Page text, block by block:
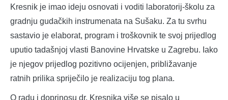
Kresnik je imao ideju osnovati i voditi laboratorij-školu za
gradnju gudačkih instrumenata na Sušaku. Za tu svrhu
sastavio je elaborat, program i troškovnik te svoj prijedlog
uputio tadašnjoj vlasti Banovine Hrvatske u Zagrebu. Iako
je njegov prijedlog pozitivno ocijenjen, približavanje
ratnih prilika spriječilo je realizaciju tog plana.
O radu i doprinosu dr. Kresnika više se pisalo u